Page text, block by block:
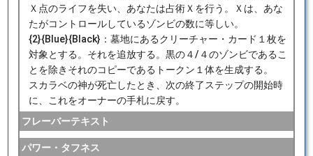
Ｘ点のライフを失い、あなたは占術Ｘを行う。Ｘは、あな
たがコントロールしているゾンビの数に等しい。
{2}{Blue}{Black}：墓地にあるクリーチャー・カード１枚を
対象とする。それを追放する。黒の４/４のゾンビであるこ
とを除きそれのコピーであるトークン１体を生成する。
スカラベの神が死亡したとき、次の終了ステップの開始時
に、これをオーナーの手札に戻す。
フレーバーテキスト
パワー・タフネス